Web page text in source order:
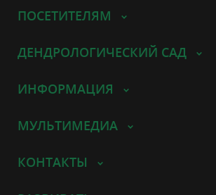
ПОСЕТИТЕЛЯМ
ДЕНДРОЛОГИЧЕСКИЙ САД
ИНФОРМАЦИЯ
МУЛЬТИМЕДИА
КОНТАКТЫ